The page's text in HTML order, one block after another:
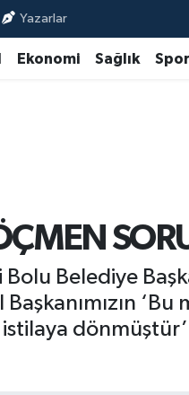
Yazarlar
Ekonomi Sağlık Spor
Belediye
Başkanımızın
istilaya